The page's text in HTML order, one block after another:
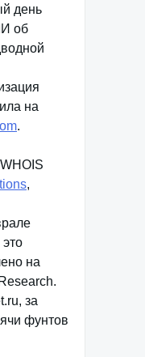
день
об
на
.
,
на
за
фунтов